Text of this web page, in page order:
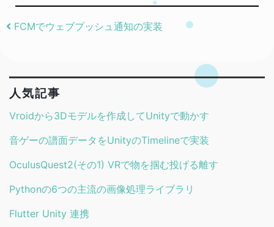
Post navigation
FCMでウェブプッシュ通知の実装
人気記事
Vroidから3Dモデルを作成してUnityで動かす
音ゲーの譜面データをUnityのTimelineで実装
OculusQuest2(その1) VRで物を掴む投げる離す
Pythonの6つの主流の画像処理ライブラリ
Flutter Unity 連携